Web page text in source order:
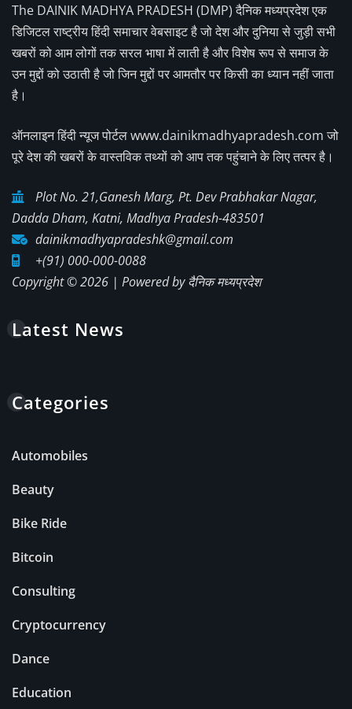
The DAINIK MADHYA PRADESH (DMP) दैनिक मध्यप्रदेश एक
डिजिटल राष्ट्रीय हिंदी समाचार वेबसाइट है जो देश और दुनिया से जुड़ी सभी
खबरों को आम लोगों तक सरल भाषा में लाती है और विशेष रूप से समाज के
उन मुद्दों को उठाती है जो जिन मुद्दों पर आमतौर पर किसी का ध्यान नहीं जाता
है।
ऑनलाइन हिंदी न्यूज पोर्टल www.dainikmadhyapradesh.com जो
पूरे देश की खबरों के वास्तविक तथ्यों को आप तक पहुंचाने के लिए तत्पर है।
Plot No. 21,Ganesh Marg, Pt. Dev Prabhakar Nagar,
Dadda Dham, Katni, Madhya Pradesh-483501
dainikmadhyapradeshk@gmail.com
+(91) 000-000-0088
Copyright © 2026 | Powered byदैनिक मध्यप्रदेश
Latest News
Categories
Automobiles
Beauty
Bike Ride
Bitcoin
Consulting
Cryptocurrency
Dance
Education